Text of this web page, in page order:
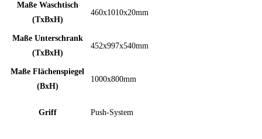
Maße Waschtisch
(TxBxH)
460x1010x20mm
Maße Unterschrank
(TxBxH)
452x997x540mm
Maße Flächenspiegel
(BxH)
1000x800mm
Griff Push-System